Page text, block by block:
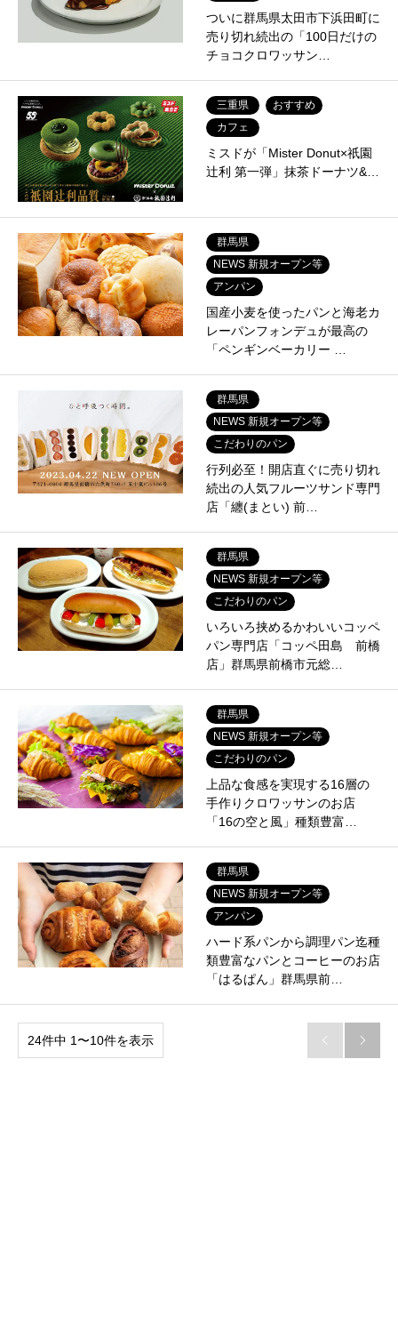
ついに群馬県太田市下浜田町に
売り切れ続出の「100日だけの
チョコクロワッサン…
三重県
おすすめ
カフェ
ミスドが「Mister Donut×祇園
辻利 第一弾」抹茶ドーナツ&…
群馬県
NEWS 新規オープン等
アンパン
国産小麦を使ったパンと海老カ
レーパンフォンデュが最高の
「ペンギンベーカリー …
群馬県
NEWS 新規オープン等
こだわりのパン
行列必至！開店直ぐに売り切れ
続出の人気フルーツサンド専門
店「纏(まとい) 前…
群馬県
NEWS 新規オープン等
こだわりのパン
いろいろ挟めるかわいいコッペ
パン専門店「コッペ田島 前橋
店」群馬県前橋市元総…
群馬県
NEWS 新規オープン等
こだわりのパン
上品な食感を実現する16層の
手作りクロワッサンのお店
「16の空と風」種類豊富…
群馬県
NEWS 新規オープン等
アンパン
ハード系パンから調理パン迄種
類豊富なパンとコーヒーのお店
「はるぱん」群馬県前…
24件中 1〜10件を表示  